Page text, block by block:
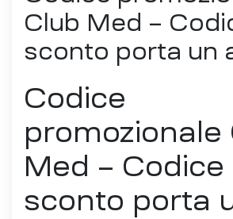
Club Med –
sconto porta un
Codice
promozionale
Med – Codice
sconto porta